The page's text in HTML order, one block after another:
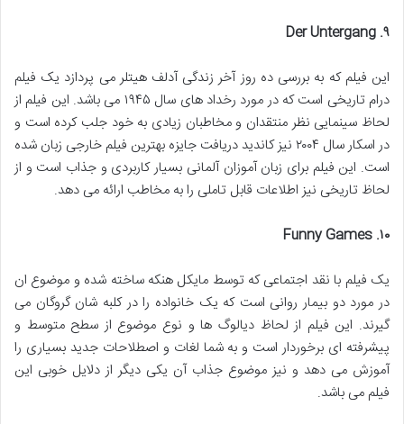
۹. Der Untergang
این فیلم که به بررسی ده روز آخر زندگی آدلف هیتلر می پردازد یک فیلم
درام تاریخی است که در مورد رخداد های سال ۱۹۴۵ می باشد. این فیلم از
لحاظ سینمایی نظر منتقدان و مخاطبان زیادی به خود جلب کرده است و
در اسکار سال ۲۰۰۴ نیز کاندید دریافت جایزه بهترین فیلم خارجی زبان شده
است. این فیلم برای زبان آموزان آلمانی بسیار کاربردی و جذاب است و از
لحاظ تاریخی نیز اطلاعات قابل تاملی را به مخاطب ارائه می دهد.
۱۰. Funny Games
یک فیلم با نقد اجتماعی که توسط مایکل هنکه ساخته شده و موضوع ان
در مورد دو بیمار روانی است که یک خانواده را در کلبه شان گروگان می
گیرند. این فیلم از لحاظ دیالوگ ها و نوع موضوع از سطح متوسط و
پیشرفته ای برخوردار است و به شما لغات و اصطلاحات جدید بسیاری را
آموزش می دهد و نیز موضوع جذاب آن یکی دیگر از دلایل خوبی این
فیلم می باشد.